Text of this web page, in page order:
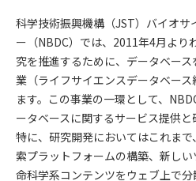
科学技術振興機構（JST）バイオサ
ー（NBDC）では、2011年4月より
究を推進するために、データベー
業（ライフサイエンスデータベー
ます。この事業の一環として、
ータベースに関するサービス提供と
特に、研究開発においてはこれま
索プラットフォームの構築、新し
命科学系コンテンツをウェブ上で